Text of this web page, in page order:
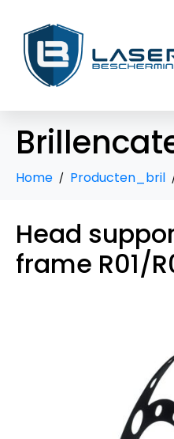
Home Producten_bril
Head
frame R01/